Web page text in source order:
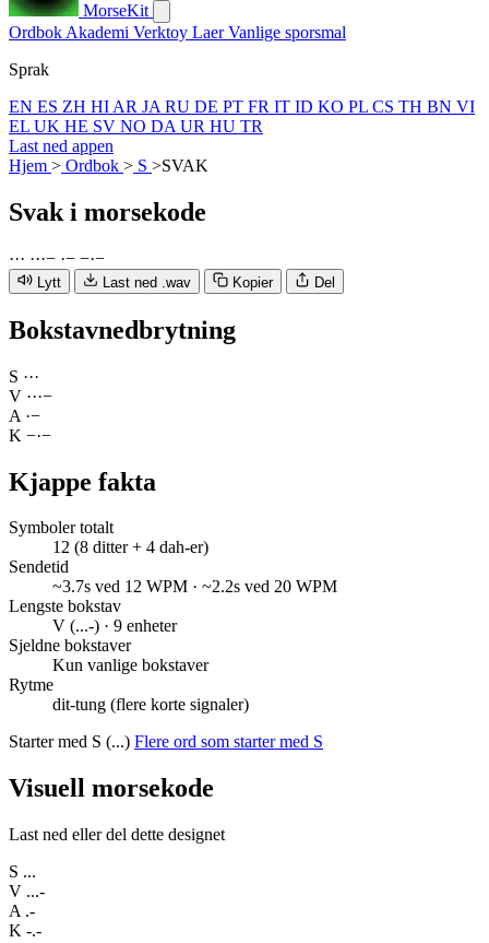
MorseKit
Ordbok Akademi Verktoy LaerVanlige sporsmal
Sprak
EN ES ZH HI AR JA RU DE PT FR IT ID KO PL CS TH BN VI
EL UK HE SV NO DA UR HU TR
Last ned appen
Hjem > Ordbok > S >SVAK
Svak i morsekode
··· ···− ·− −·−
Lytt Last ned .wav Kopier Del
Bokstavnedbrytning
S ···
V ···−
A ·−
K −·−
Kjappe fakta
Symboler totalt
12 (8 ditter + 4 dah-er)
Sendetid
~3.7s ved 12 WPM · ~2.2s ved 20 WPM
Lengste bokstav
V (...-) · 9 enheter
Sjeldne bokstaver
Kun vanlige bokstaver
Rytme
dit-tung (flere korte signaler)
Starter med S (...) Flere ord som starter med S
Visuell morsekode
Last ned eller del dette designet
S ...
V ...-
A .-
K -.-